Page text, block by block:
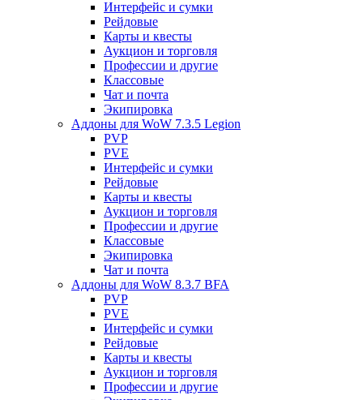
Интерфейс и сумки
Рейдовые
Карты и квесты
Аукцион и торговля
Профессии и другие
Классовые
Чат и почта
Экипировка
Аддоны для WoW 7.3.5 Legion
PVP
PVE
Интерфейс и сумки
Рейдовые
Карты и квесты
Аукцион и торговля
Профессии и другие
Классовые
Экипировка
Чат и почта
Аддоны для WoW 8.3.7 BFA
PVP
PVE
Интерфейс и сумки
Рейдовые
Карты и квесты
Аукцион и торговля
Профессии и другие